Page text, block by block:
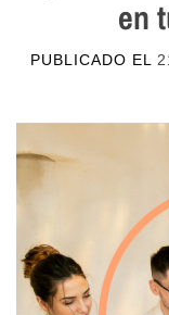
en
PUBLICADO EL